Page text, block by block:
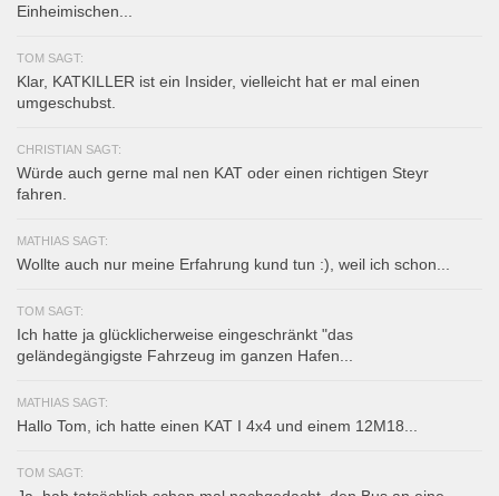
Einheimischen...
TOM SAGT:
Klar, KATKILLER ist ein Insider, vielleicht hat er mal einen
umgeschubst.
CHRISTIAN SAGT:
Würde auch gerne mal nen KAT oder einen richtigen Steyr
fahren.
MATHIAS SAGT:
Wollte auch nur meine Erfahrung kund tun :), weil ich schon...
TOM SAGT:
Ich hatte ja glücklicherweise eingeschränkt "das
geländegängigste Fahrzeug im ganzen Hafen...
MATHIAS SAGT:
Hallo Tom, ich hatte einen KAT I 4x4 und einem 12M18...
TOM SAGT: